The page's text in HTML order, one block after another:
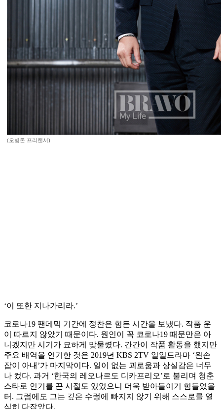
(오병돈 프리랜서)
‘이 또한 지나가리라.’
코로나19 팬데믹 기간에 정찬은 힘든 시간을 보냈다. 작품 운
이 따르지 않았기 때문이다. 원인이 꼭 코로나19 때문만은 아
니겠지만 시기가 묘하게 맞물렸다. 간간이 작품 활동을 했지만
주요 배역을 연기한 것은 2019년 KBS 2TV 일일드라마 ‘왼손
잡이 아내’가 마지막이다. 일이 없는 괴로움과 상실감은 너무
나 컸다. 과거 ‘한국의 레오나르도 디카프리오’로 불리며 청춘
스타로 인기를 끈 시절도 있었으니 더욱 받아들이기 힘들었을
터. 그럼에도 그는 깊은 수렁에 빠지지 않기 위해 스스로를 열
심히 다잡았다.